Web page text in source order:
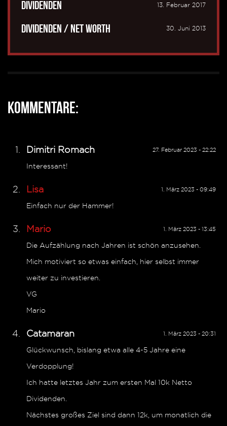
Dividenden 13. Februar 2017
Dividenden / Net Worth 30. Juni 2013
Kommentare:
27. Februar 2023 - 22:22
Dimitri Romach
Interessant!
1. März 2023 - 09:49
Lisa
Einfach nur der Hammer!
1. März 2023 - 13:45
Mario
Die Aufzählung nach Jahren ist schön anzusehen.
Mich motiviert so etwas einfach, hier selbst immer
weiter zu investieren.
VG
Mario
1. März 2023 - 20:31
Catamaran
Glückwunsch, bislang etwa alle 4-5 Jahre eine
Verdopplung!
Ich hatte letztes Jahr zum ersten Mal 10k Netto
Dividenden.
Nächstes großes Ziel sind dann 12k, um monatlich die